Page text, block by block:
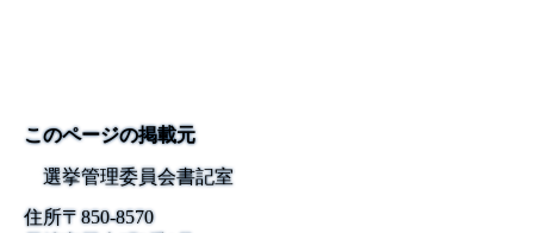
このページの掲載元
選挙管理委員会書記室
住所〒850-8570